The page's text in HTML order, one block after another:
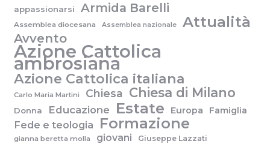
appassionarsi Armida Barelli
Assemblea diocesana Assemblea nazionale Attualità
Avvento
Azione Cattolica
ambrosiana
Azione Cattolica italiana
Carlo Maria Martini Chiesa Chiesa di Milano
Donna Educazione Estate Europa Famiglia
Fede e teologia Formazione
gianna beretta molla giovani Giuseppe Lazzati